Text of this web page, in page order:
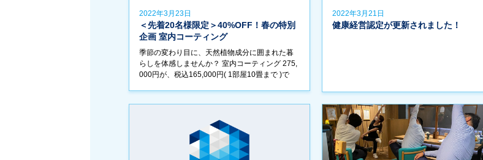
2022年3月23日
＜先着20名様限定＞40%OFF！春の特別
企画 室内コーティング
季節の変わり目に、天然植物成分に囲まれた暮
らしを体感しませんか？ 室内コーティング 275,
000円が、税込165,000円( 1部屋10畳まで )で
2022年3月21日
健康経営認定が更新されました！